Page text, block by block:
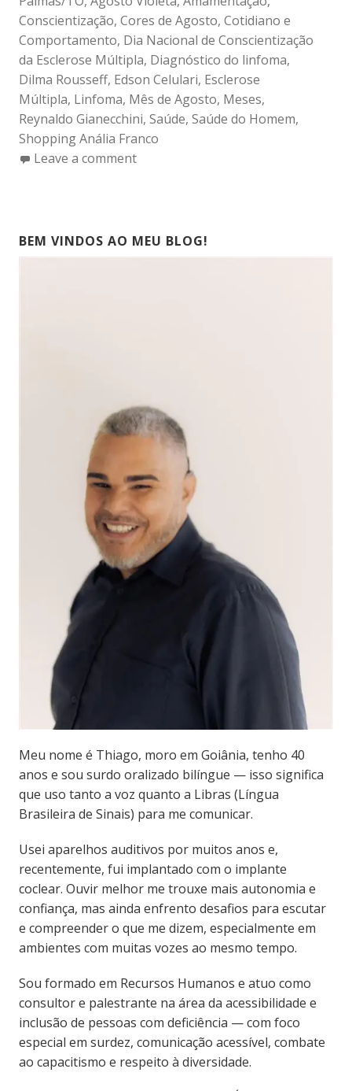
Conscientização, Cores de Agosto, Cotidiano e
Comportamento, Dia Nacional de Conscientização
da Esclerose Múltipla, Diagnóstico do linfoma,
Dilma Rousseff, Edson Celulari, Esclerose
Múltipla, Linfoma, Mês de Agosto, Meses,
Reynaldo Gianecchini, Saúde, Saúde do Homem,
Shopping Anália Franco
Leave a comment
BEM VINDOS AO MEU BLOG!
Meu nome é Thiago, moro em Goiânia, tenho 40
anos e sou surdo oralizado bilíngue — isso significa
que uso tanto a voz quanto a Libras (Língua
Brasileira de Sinais) para me comunicar.
Usei aparelhos auditivos por muitos anos e,
recentemente, fui implantado com o implante
coclear. Ouvir melhor me trouxe mais autonomia e
confiança, mas ainda enfrento desafios para escutar
e compreender o que me dizem, especialmente em
ambientes com muitas vozes ao mesmo tempo.
Sou formado em Recursos Humanos e atuo como
consultor e palestrante na área da acessibilidade e
inclusão de pessoas com deficiência — com foco
especial em surdez, comunicação acessível, combate
ao capacitismo e respeito à diversidade.